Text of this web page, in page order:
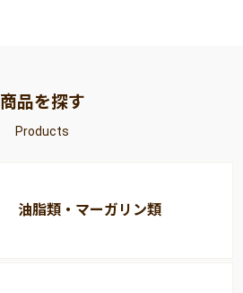
商品を探す
Products
油脂類・マーガリン類